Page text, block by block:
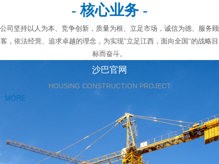
- 核心业务 -
公司坚持以人为本、竞争创新，质量为根、立足市场，诚信为德、服务顾
客，依法经营、追求卓越的理念，为实现"立足江西，面向全国"的战略目
标而奋斗。
沙巴官网
HOUSING CONSTRUCTION PROJECT
MORE